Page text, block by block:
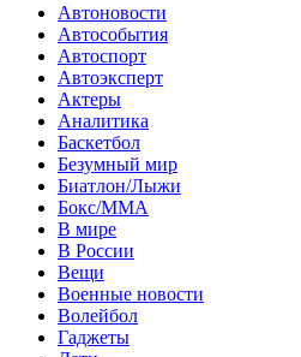
Автоновости
Автособытия
Автоспорт
Автоэксперт
Актеры
Аналитика
Баскетбол
Безумный мир
Биатлон/Лыжи
Бокс/MMA
В мире
В России
Вещи
Военные новости
Волейбол
Гаджеты